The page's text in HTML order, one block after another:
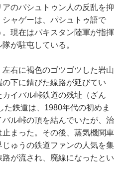
のパシュトゥン人の反乱を抑
ャゲーは、パシュトゥ語で
。現在はパキスタン陸軍が指揮
が駐屯している。
右に褐色のゴツゴツした岩山
下に錆びた線路が延びてい
イバル峠鉄道の残址（ざん
た鉄道は、1980年代の初めま
ル峠の頂を結んでいたが、治
まった。その後、蒸気機関車
ゅうの鉄道ファンの人気を集
が流され、廃線になったとい